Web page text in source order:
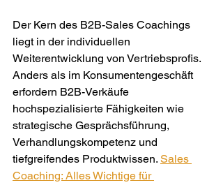
Der Kern des B2B-Sales Coachings
liegt in der individuellen
Weiterentwicklung von Vertriebsprofis.
Anders als im Konsumentengeschäft
erfordern B2B-Verkäufe
hochspezialisierte Fähigkeiten wie
strategische Gesprächsführung,
Verhandlungskompetenz und
tiefgreifendes Produktwissen. Sales
Coaching: Alles Wichtige für